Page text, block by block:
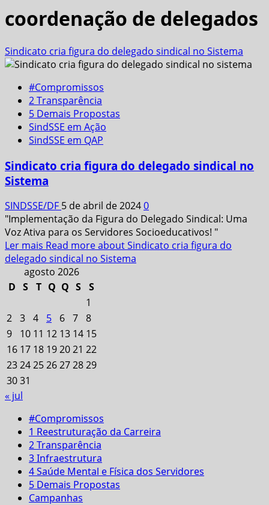
coordenação de delegados
Sindicato cria figura do delegado sindical no Sistema
#Compromissos
2 Transparência
5 Demais Propostas
SindSSE em Ação
SindSSE em QAP
Sindicato cria figura do delegado sindical no
Sistema
SINDSSE/DF 5 de abril de 20240
"Implementação da Figura do Delegado Sindical: Uma
Voz Ativa para os Servidores Socioeducativos! "
Ler mais Read more about Sindicato cria figura do
delegado sindical no Sistema
agosto 2026
D S T Q Q S
S
1
2 3 4 5 6 7 8
9
10 11 12 13 14 15
16 17 18 192021 22
23242526272829
3031
« jul
#Compromissos
1 Reestruturação da Carreira
2 Transparência
3 Infraestrutura
4 Saúde Mental e Física dos Servidores
5 Demais Propostas
Campanhas